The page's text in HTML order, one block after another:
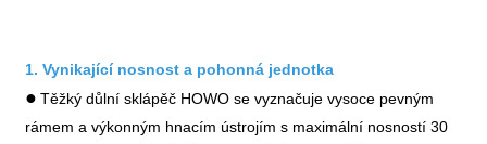
1. Vynikající nosnost a pohonná jednotka
●Těžký důlní sklápěč HOWO se vyznačuje vysoce pevným
rámem a výkonným hnacím ústrojím s maximální nosností 30